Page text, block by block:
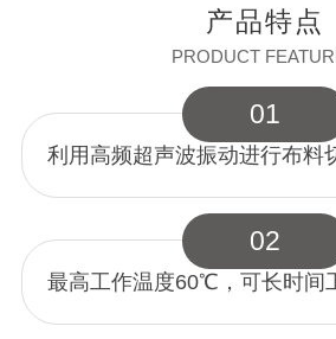
产品特点
PRODUCT
01
利用高频超声波振动进行布料
02
最高工作温度60℃，可长时间